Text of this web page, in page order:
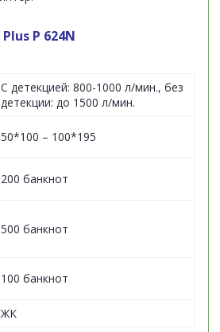
Plus P 624N
С детекцией: 800-1000 л/мин., без
детекции: до 1500 л/мин.
50*100 – 100*195
200 банкнот
500 банкнот
100 банкнот
ЖК